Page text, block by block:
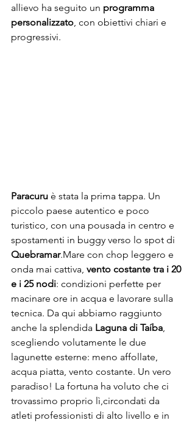
allievo ha seguito un programma
personalizzato, con obiettivi chiari e
progressivi.
Paracuru è stata la prima tappa. Un
piccolo paese autentico e poco
turistico, con una pousada in centro e
spostamenti in buggy verso lo spot di
Quebramar.Mare con chop leggero e
onda mai cattiva, vento costante tra i 20
e i 25 nodi: condizioni perfette per
macinare ore in acqua e lavorare sulla
tecnica. Da qui abbiamo raggiunto
anche la splendida Laguna di Taíba,
scegliendo volutamente le due
lagunette esterne: meno affollate,
acqua piatta, vento costante. Un vero
paradiso! La fortuna ha voluto che ci
trovassimo proprio lì,circondati da
atleti professionisti di alto livello e in